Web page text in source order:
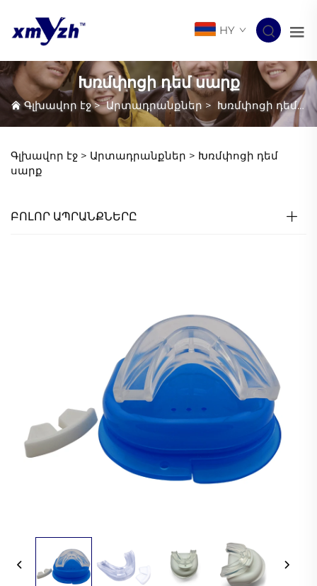
HY
Խռմփոցի դեմ սարք
Գլխավոր էջ>Արտադրանքներ > Խռմփոցի դեմ սարք
Գլխավոր էջ > Արտադրանքներ > Խռմփոցի դեմ
սարք
ԲՈԼՈՐ ԱՊՐԱՆՔՆԵՐԸ